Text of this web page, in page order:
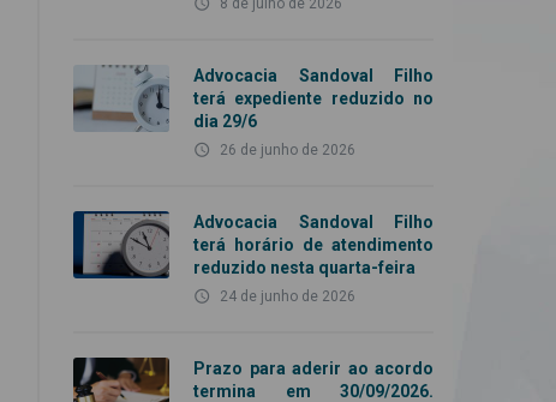
Advocacia Sandoval Filho
terá expediente reduzido no
dia 29/6
access_time 26 de junho de 2026
Advocacia Sandoval Filho
terá horário de atendimento
reduzido nesta quarta-feira
access_time 24 de junho de 2026
Prazo para aderir ao acordo
termina em 30/09/2026.